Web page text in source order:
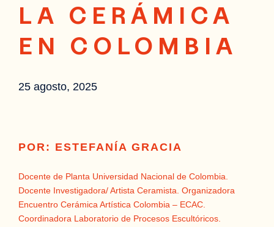
LA CERÁMICA
EN COLOMBIA
25 agosto, 2025
POR: ESTEFANÍA GRACIA
Docente de Planta Universidad Nacional de Colombia.
Docente Investigadora/ Artista Ceramista. Organizadora
Encuentro Cerámica Artística Colombia – ECAC.
Coordinadora Laboratorio de Procesos Escultóricos.